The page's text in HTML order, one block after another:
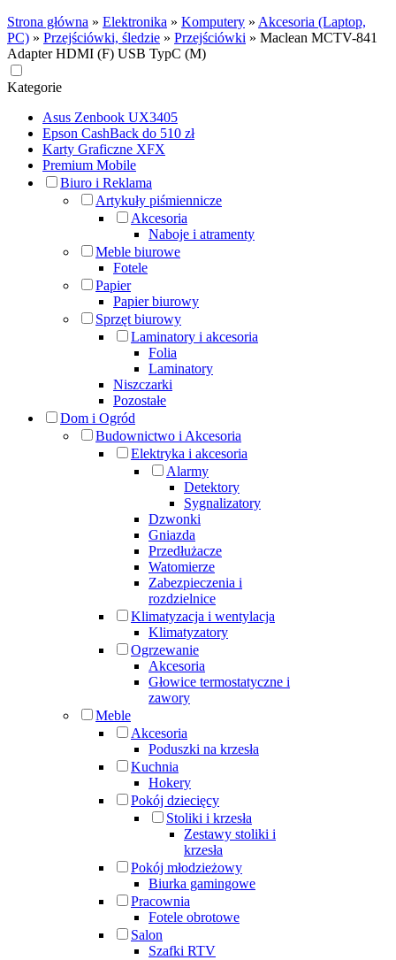
Strona główna » Elektronika » Komputery » Akcesoria (Laptop,
PC) » Przejściówki, śledzie » Przejściówki » Maclean MCTV-841
Adapter HDMI (F) USB TypC (M)
Kategorie
Asus Zenbook UX3405
Epson CashBack do 510 zł
Karty Graficzne XFX
Premium Mobile
Biuro i Reklama
Artykuły piśmiennicze
Akcesoria
Naboje i atramenty
Meble biurowe
Fotele
Papier
Papier biurowy
Sprzęt biurowy
Laminatory i akcesoria
Folia
Laminatory
Niszczarki
Pozostałe
Dom i Ogród
Budownictwo i Akcesoria
Elektryka i akcesoria
Alarmy
Detektory
Sygnalizatory
Dzwonki
Gniazda
Przedłużacze
Watomierze
Zabezpieczenia i
rozdzielnice
Klimatyzacja i wentylacja
Klimatyzatory
Ogrzewanie
Akcesoria
Głowice termostatyczne i
zawory
Meble
Akcesoria
Poduszki na krzesła
Kuchnia
Hokery
Pokój dziecięcy
Stoliki i krzesła
Zestawy stoliki i
krzesła
Pokój młodzieżowy
Biurka gamingowe
Pracownia
Fotele obrotowe
Salon
Szafki RTV